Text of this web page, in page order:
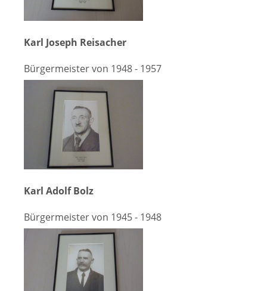
Karl Joseph Reisacher
Bürgermeister von 1948 - 1957
Karl Adolf Bolz
Bürgermeister von 1945 - 1948